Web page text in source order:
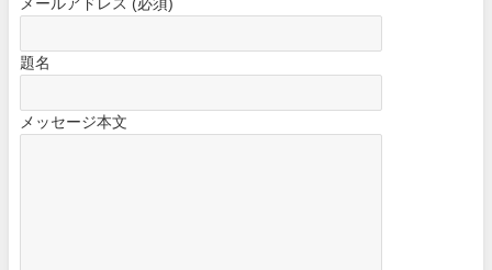
メールアドレス (必須)
題名
メッセージ本文